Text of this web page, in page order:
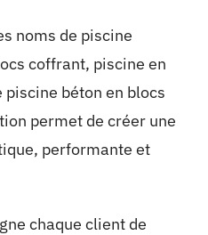
noms de piscine
coffrant, piscine en
béton en blocs
permet de créer une
performante et
chaque client de